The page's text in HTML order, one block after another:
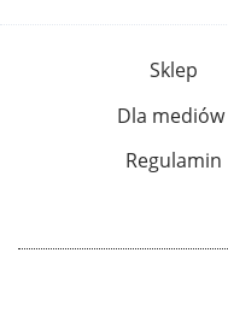
Sklep
Dla mediów
Regulamin